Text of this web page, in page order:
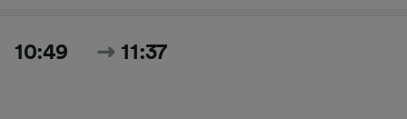
10:49 11:37